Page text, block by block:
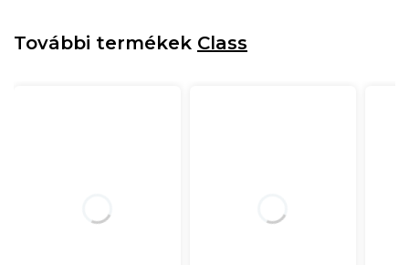
További termékek Class